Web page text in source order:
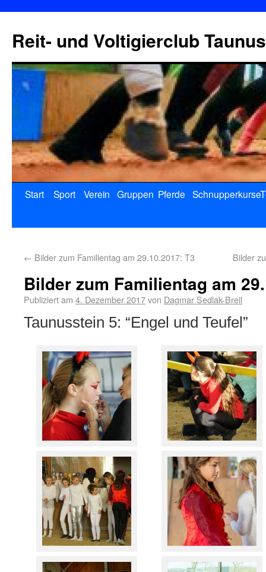
Reit- und Voltigierclub
Start Sport Verein Gruppen Pferde Schnupperkurse
← Bilder zum Familientag am 29.10.2017: T3 Bilder
Bilder zum Familientag am
Publiziert am 4. Dezember 2017von Dagmar Sedlak-Breil
Taunusstein 5: “Engel und Teufel”